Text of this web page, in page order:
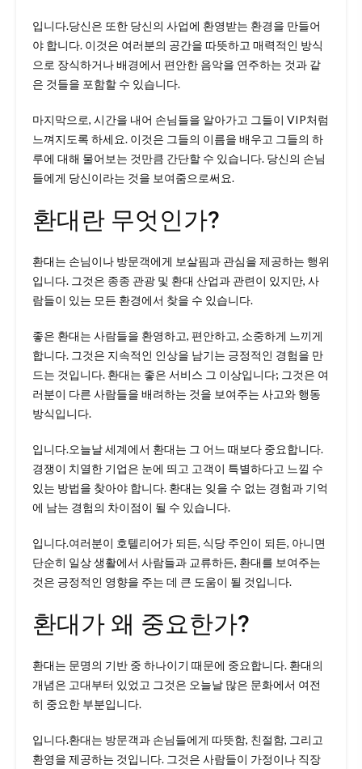
입니다.당신은 또한 당신의 사업에 환영받는 환경을 만들어
야 합니다. 이것은 여러분의 공간을 따뜻하고 매력적인 방식
으로 장식하거나 배경에서 편안한 음악을 연주하는 것과 같
은 것들을 포함할 수 있습니다.
마지막으로, 시간을 내어 손님들을 알아가고 그들이 VIP처럼
느껴지도록 하세요. 이것은 그들의 이름을 배우고 그들의 하
루에 대해 물어보는 것만큼 간단할 수 있습니다. 당신의 손님
들에게 당신이라는 것을 보여줌으로써요.
환대란 무엇인가?
환대는 손님이나 방문객에게 보살핌과 관심을 제공하는 행위
입니다. 그것은 종종 관광 및 환대 산업과 관련이 있지만, 사
람들이 있는 모든 환경에서 찾을 수 있습니다.
좋은 환대는 사람들을 환영하고, 편안하고, 소중하게 느끼게
합니다. 그것은 지속적인 인상을 남기는 긍정적인 경험을 만
드는 것입니다. 환대는 좋은 서비스 그 이상입니다; 그것은 여
러분이 다른 사람들을 배려하는 것을 보여주는 사고와 행동
방식입니다.
입니다.오늘날 세계에서 환대는 그 어느 때보다 중요합니다.
경쟁이 치열한 기업은 눈에 띄고 고객이 특별하다고 느낄 수
있는 방법을 찾아야 합니다. 환대는 잊을 수 없는 경험과 기억
에 남는 경험의 차이점이 될 수 있습니다.
입니다.여러분이 호텔리어가 되든, 식당 주인이 되든, 아니면
단순히 일상 생활에서 사람들과 교류하든, 환대를 보여주는
것은 긍정적인 영향을 주는 데 큰 도움이 될 것입니다.
환대가 왜 중요한가?
환대는 문명의 기반 중 하나이기 때문에 중요합니다. 환대의
개념은 고대부터 있었고 그것은 오늘날 많은 문화에서 여전
히 중요한 부분입니다.
입니다.환대는 방문객과 손님들에게 따뜻함, 친절함, 그리고
환영을 제공하는 것입니다. 그것은 사람들이 가정이나 직장